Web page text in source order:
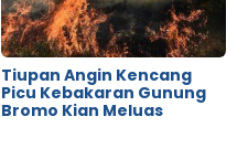
Tiupan Angin Kencang
Picu Kebakaran Gunung
Bromo Kian Meluas